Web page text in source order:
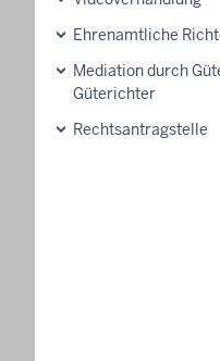
Ehrenamtliche
Mediation durch
Güterichter
Rechtsantragstelle